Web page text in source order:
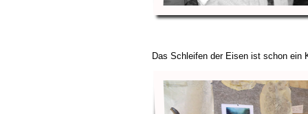
Das Schleifen der Eisen ist schon ein